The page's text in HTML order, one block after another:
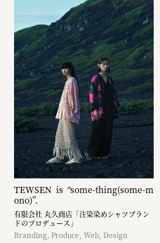
TEWSEN is “some-thing(some-m
ono)”.
有限会社 丸久商店「注染染めシャツブラン
ドのプロデュース」
Branding, Produce, Web, Design